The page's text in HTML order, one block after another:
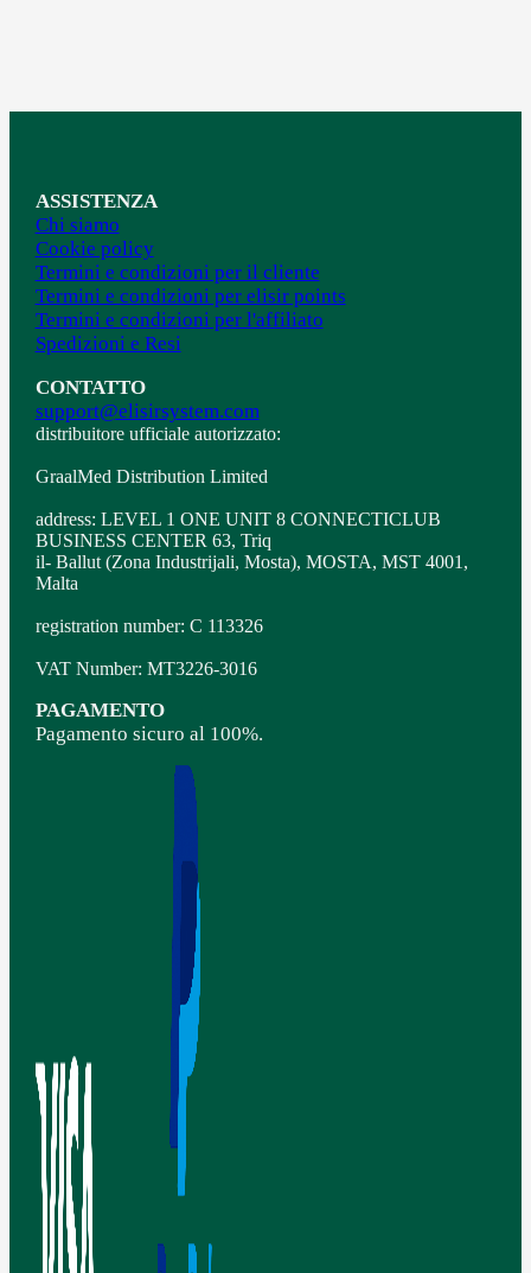
ASSISTENZA
Chi siamo
Cookie policy
Termini e condizioni per il cliente
Termini e condizioni per elisir points
Termini e condizioni per l'affiliato
Spedizioni e Resi
CONTATTO
support@elisirsystem.com
distribuitore ufficiale autorizzato:
GraalMed Distribution Limited
address: LEVEL 1 ONE UNIT 8 CONNECTICLUB
BUSINESS CENTER 63, Triq
il- Ballut (Zona Industrijali, Mosta), MOSTA, MST 4001,
Malta
registration number: C 113326
VAT Number: MT3226-3016
PAGAMENTO
Pagamento sicuro al 100%.